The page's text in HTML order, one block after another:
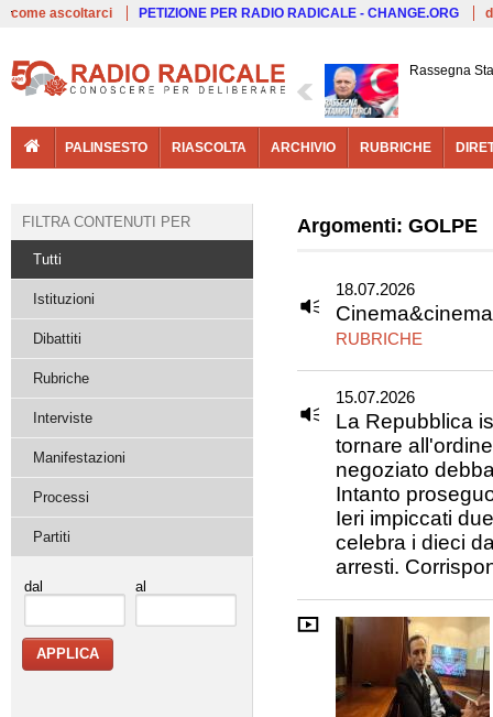
come ascoltarci PETIZIONE PER RADIO RADICALE - CHANGE.ORG
Rassegna
PALINSESTO RIASCOLTA ARCHIVIO RUBRICHE
Argomenti: GOLPE
18.07.2026
RUBRICHE
15.07.2026
La Repubblica
tornare
negoziato
Intanto
Ieri impiccati
celebra i dieci
arresti.
FILTRA CONTENUTI PER
Tutti
Istituzioni
Dibattiti
Rubriche
Interviste
Manifestazioni
Processi
Partiti
dal al